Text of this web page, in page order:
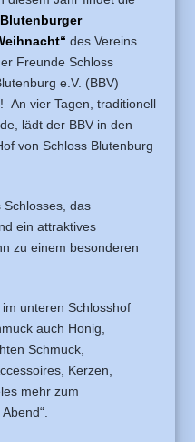
des Vereins
Freunde Schloss
e.V. (BBV)
An vier Tagen, traditionell
lädt der BBV in den
von Schloss Blutenburg
Schlosses, das
ein attraktives
zu einem besonderen
unteren Schlosshof
auch Honig,
Schmuck,
Kerzen,
mehr zum